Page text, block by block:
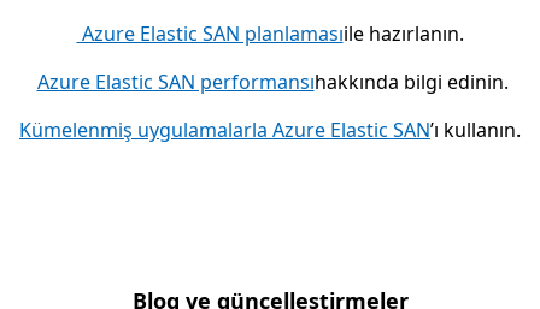
Azure Elastic SAN planlamasıile hazırlanın.
Azure Elastic SAN performansıhakkında bilgi edinin.
Kümelenmiş uygulamalarla Azure Elastic SAN’ı kullanın.
Blog ve güncelleştirmeler